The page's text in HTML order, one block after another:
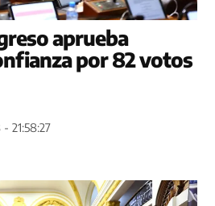
aprueba
por 82 votos
21:58:27